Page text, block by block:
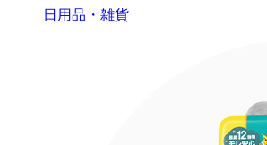
日用品・雑貨